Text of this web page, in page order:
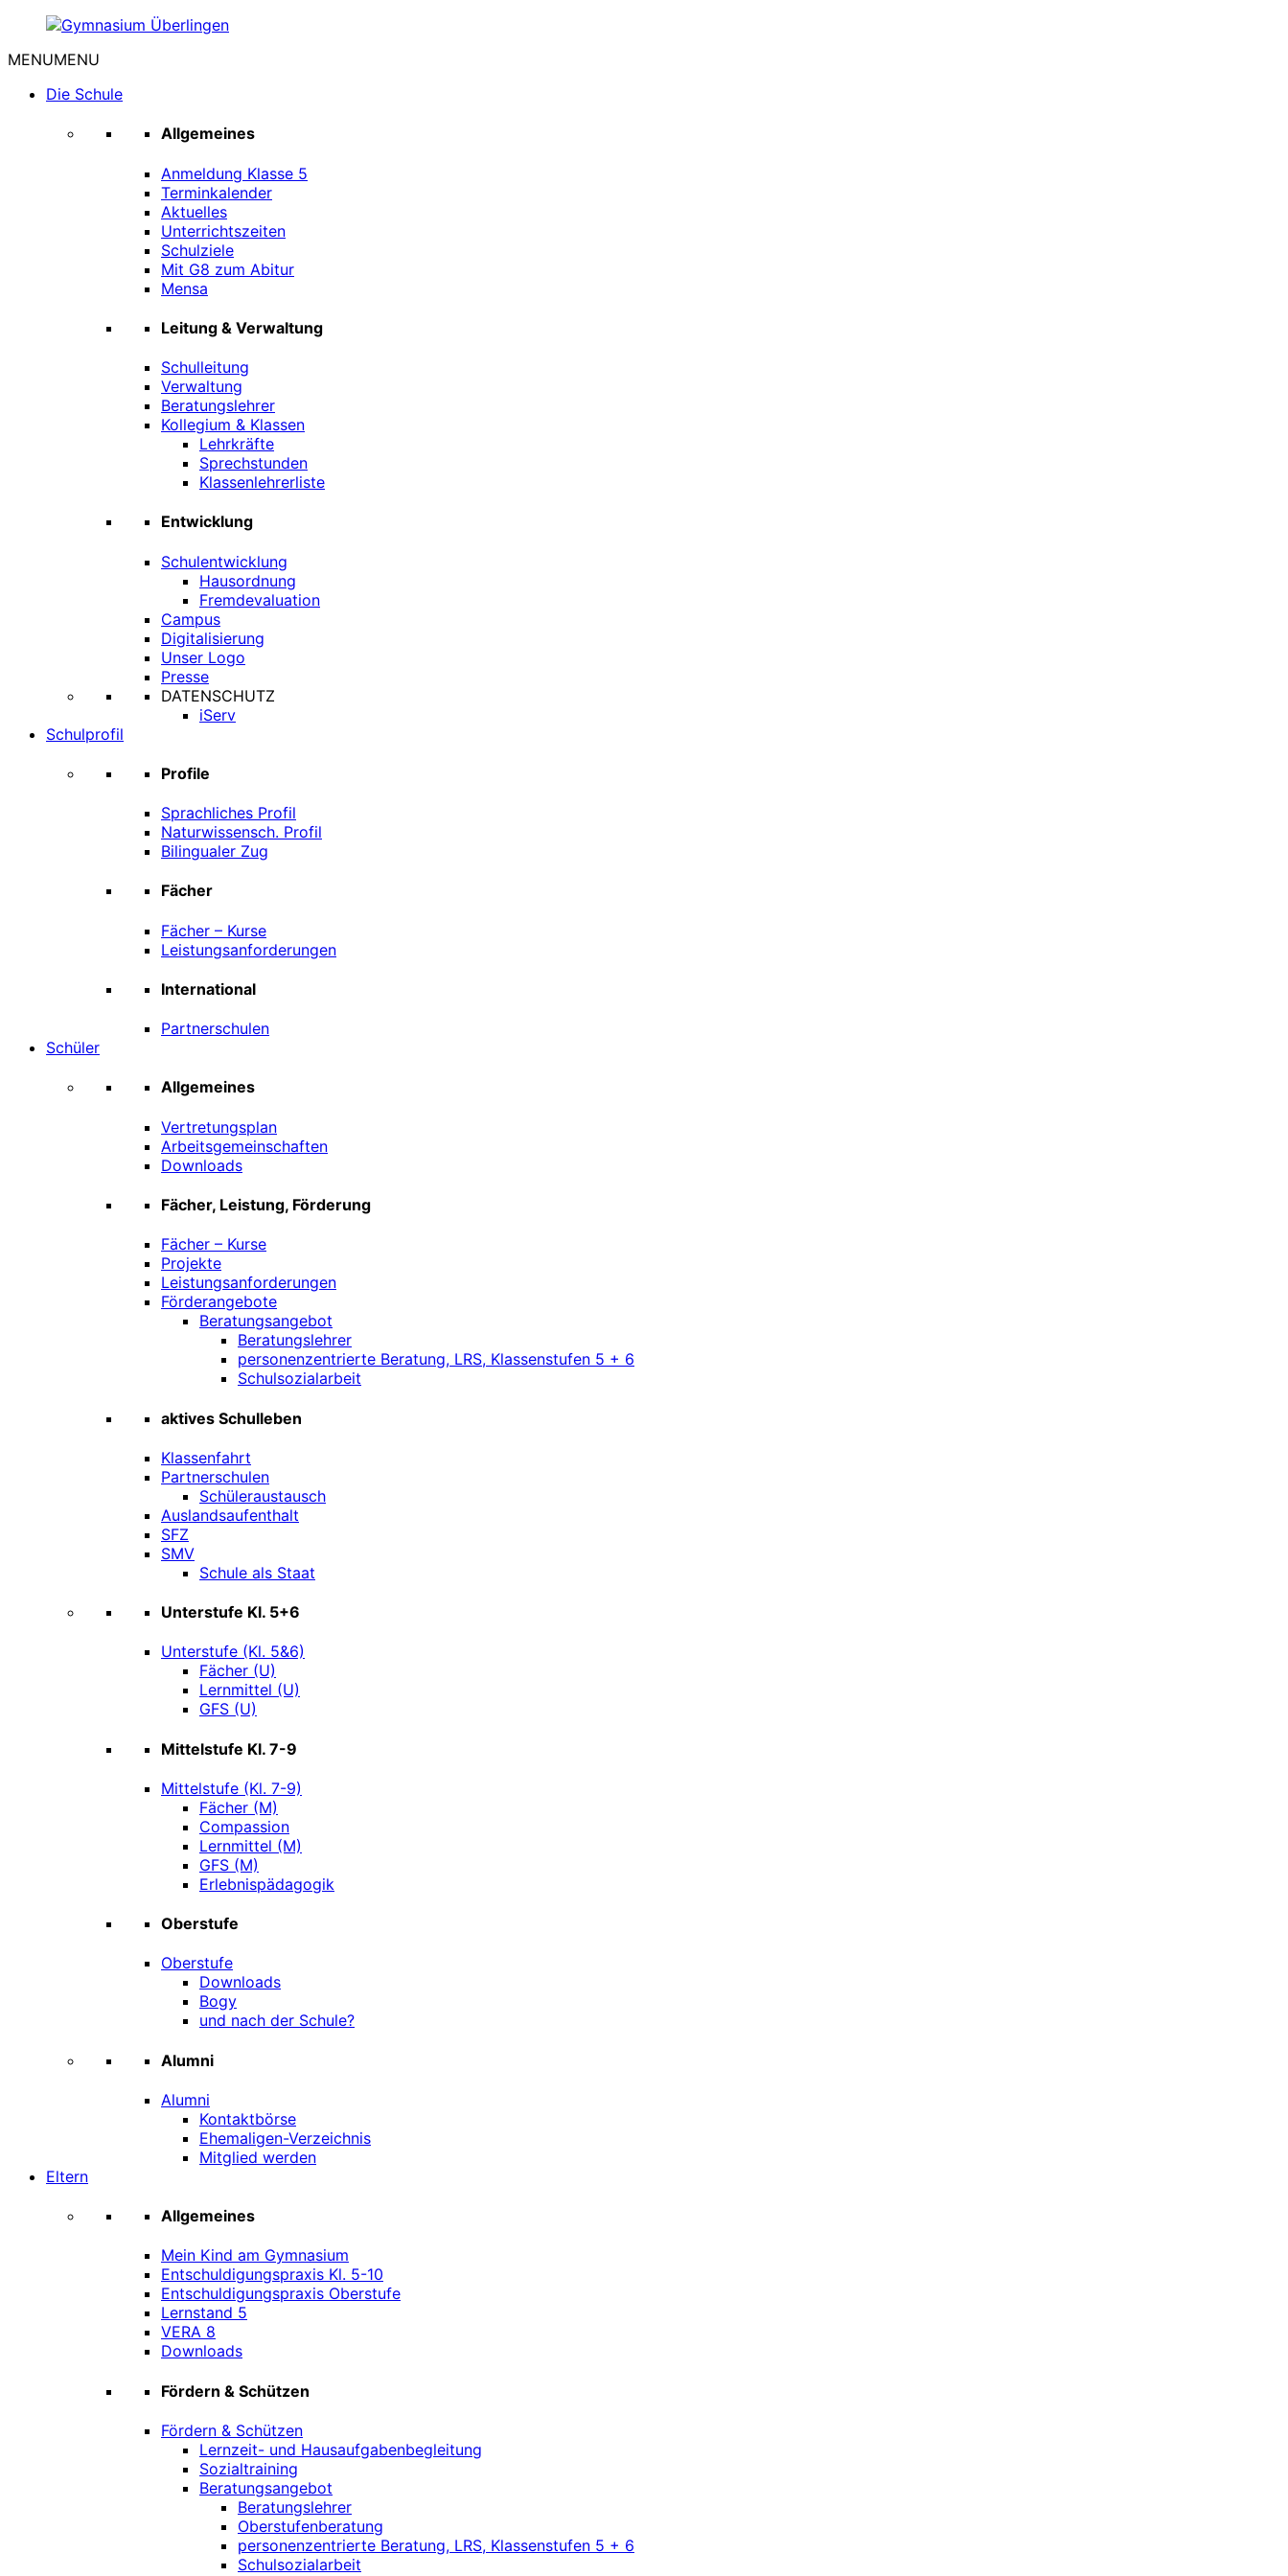
springen
Überlingen
MENUMENU
Die Schule
Allgemeines
Anmeldung Klasse 5
Terminkalender
Aktuelles
Unterrichtszeiten
Schulziele
Mit G8 zum Abitur
Mensa
Leitung & Verwaltung
Schulleitung
Verwaltung
Beratungslehrer
Kollegium & Klassen
Lehrkräfte
Sprechstunden
Klassenlehrerliste
Entwicklung
Schulentwicklung
Hausordnung
Fremdevaluation
Campus
Digitalisierung
Unser Logo
Presse
DATENSCHUTZ
iServ
Schulprofil
Profile
Sprachliches Profil
Naturwissensch. Profil
Bilingualer Zug
Fächer
Fächer – Kurse
Leistungsanforderungen
International
Partnerschulen
Schüler
Allgemeines
Vertretungsplan
Arbeitsgemeinschaften
Downloads
Fächer, Leistung, Förderung
Fächer – Kurse
Projekte
Leistungsanforderungen
Förderangebote
Beratungsangebot
Beratungslehrer
personenzentrierte Beratung, LRS, Klassenstufen 5 + 6
Schulsozialarbeit
aktives Schulleben
Klassenfahrt
Partnerschulen
Schüleraustausch
Auslandsaufenthalt
SFZ
SMV
Schule als Staat
Unterstufe Kl. 5+6
Unterstufe (Kl. 5&6)
Fächer (U)
Lernmittel (U)
GFS (U)
Mittelstufe Kl. 7-9
Mittelstufe (Kl. 7-9)
Fächer (M)
Compassion
Lernmittel (M)
GFS (M)
Erlebnispädagogik
Oberstufe
Oberstufe
Downloads
Bogy
und nach der Schule?
Alumni
Alumni
Kontaktbörse
Ehemaligen-Verzeichnis
Mitglied werden
Eltern
Allgemeines
Mein Kind am Gymnasium
Entschuldigungspraxis Kl. 5-10
Entschuldigungspraxis Oberstufe
Lernstand 5
VERA 8
Downloads
Fördern & Schützen
Fördern & Schützen
Lernzeit- und Hausaufgabenbegleitung
Sozialtraining
Beratungsangebot
Beratungslehrer
Oberstufenberatung
personenzentrierte Beratung, LRS, Klassenstufen 5 + 6
Schulsozialarbeit